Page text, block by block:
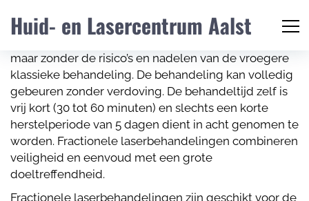
Huid- en Lasercentrum Aalst
dezelfde resultaten als die van een klassieke
maar zonder de risico’s en nadelen van de vroegere
klassieke behandeling. De behandeling kan volledig
gebeuren zonder verdoving. De behandeltijd zelf is
vrij kort (30 tot 60 minuten) en slechts een korte
herstelperiode van 5 dagen dient in acht genomen te
worden. Fractionele laserbehandelingen combineren
veiligheid en eenvoud met een grote
doeltreffendheid.
Fractionele laserbehandelingen zijn geschikt voor de